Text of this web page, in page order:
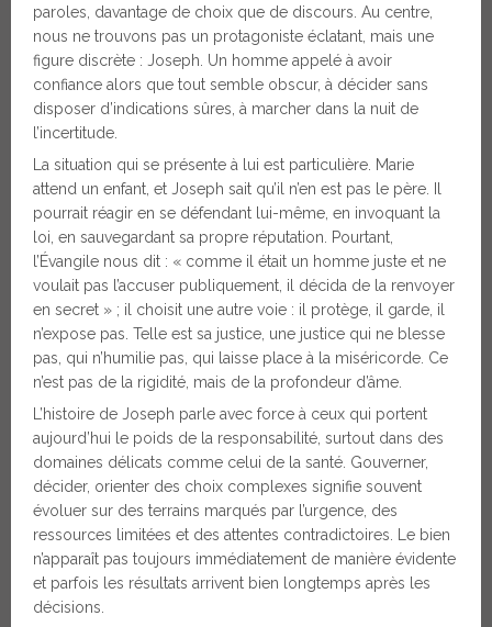
paroles, davantage de choix que de discours. Au centre,
nous ne trouvons pas un protagoniste éclatant, mais une
figure discrète : Joseph. Un homme appelé à avoir
confiance alors que tout semble obscur, à décider sans
disposer d’indications sûres, à marcher dans la nuit de
l’incertitude.
La situation qui se présente à lui est particulière. Marie
attend un enfant, et Joseph sait qu’il n’en est pas le père. Il
pourrait réagir en se défendant lui-même, en invoquant la
loi, en sauvegardant sa propre réputation. Pourtant,
l’Évangile nous dit : « comme il était un homme juste et ne
voulait pas l’accuser publiquement, il décida de la renvoyer
en secret » ; il choisit une autre voie : il protège, il garde, il
n’expose pas. Telle est sa justice, une justice qui ne blesse
pas, qui n’humilie pas, qui laisse place à la miséricorde. Ce
n’est pas de la rigidité, mais de la profondeur d’âme.
L’histoire de Joseph parle avec force à ceux qui portent
aujourd’hui le poids de la responsabilité, surtout dans des
domaines délicats comme celui de la santé. Gouverner,
décider, orienter des choix complexes signifie souvent
évoluer sur des terrains marqués par l’urgence, des
ressources limitées et des attentes contradictoires. Le bien
n’apparaît pas toujours immédiatement de manière évidente
et parfois les résultats arrivent bien longtemps après les
décisions.